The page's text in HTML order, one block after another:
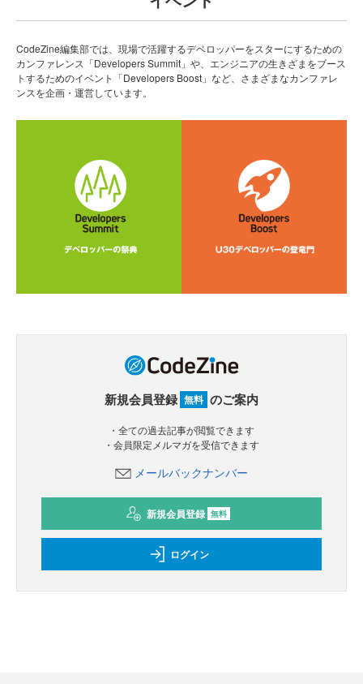
CodeZine編集部では、現場で活躍するデベロッパーをスターにするための
カンファレンス「Developers Summit」や、エンジニアの生きざまをブース
トするためのイベント「Developers Boost」など、さまざまなカンファレ
ンスを企画・運営しています。
新規会員登録 無料 のご案内
・全ての過去記事が閲覧できます
・会員限定メルマガを受信できます
メールバックナンバー
新規会員登録 無料
ログイン